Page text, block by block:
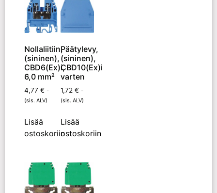
Nollaliitiin,
(sininen),
CBD6(Ex)i,
6,0 mm²
4,77 € -
(sis. ALV)
Lisää
ostoskoriin
Päätylevy,
(sininen),
CBD10(Ex)i
varten
1,72 € -
(sis. ALV)
Lisää
ostoskoriin